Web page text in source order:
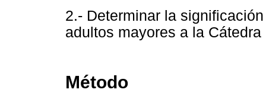
2.- Determinar la
adultos mayores a la
Método